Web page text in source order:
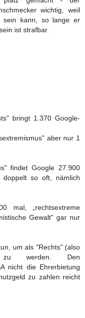
wichtig, weil
sein kann, so lange er
ist strafbar.
bringt 1.370 Google-
aber nur 1
findet Google 27.900
so oft, nämlich
mal, „rechtsextreme
Gewalt" gar nur
um als "Rechts" (also
zu werden. Den
nicht die Ehrerbietung
zu zahlen reicht